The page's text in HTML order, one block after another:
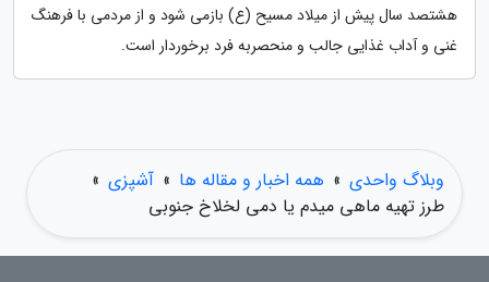
هشتصد سال پیش از میلاد مسیح (ع) بازمی شود و از مردمی با فرهنگ
غنی و آداب غذایی جالب و منحصربه فرد برخوردار است.
وبلاگ واحدی » همه اخبار و مقاله ها » آشپزی »
طرز تهیه ماهی میدم یا دمی لخلاخ جنوبی